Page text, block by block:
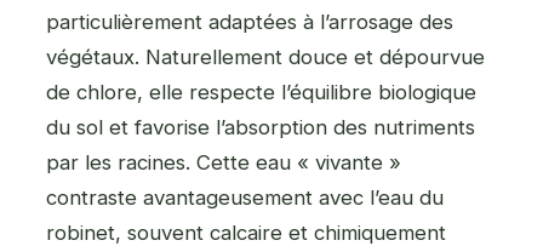
particulièrement adaptées à l’arrosage des
végétaux. Naturellement douce et dépourvue
de chlore, elle respecte l’équilibre biologique
du sol et favorise l’absorption des nutriments
par les racines. Cette eau « vivante »
contraste avantageusement avec l’eau du
robinet, souvent calcaire et chimiquement